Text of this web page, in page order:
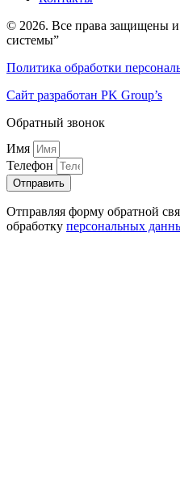
© 2026. Все права защищены
системы”
Политика обработки
Сайт разработан PK Group’s
Обратный звонок
Имя
Телефон
Отправить
Отправляя форму обратной
обработку персональных